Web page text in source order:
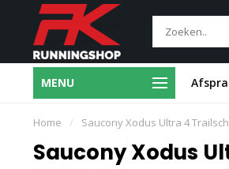
MENU
Gratis voet- en
Home / Saucony Xodus Ultra 4
Saucony Xodus